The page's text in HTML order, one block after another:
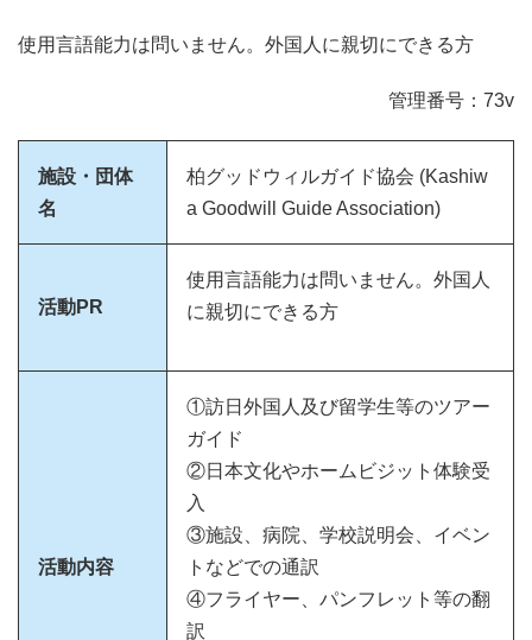
使用言語能力は問いません。外国人に親切にできる方
管理番号：73v
施設・団体
名
柏グッドウィルガイド協会 (Kashiw
a Goodwill Guide Association)
活動PR
使用言語能力は問いません。外国人
に親切にできる方
活動内容
①訪日外国人及び留学生等のツアー
ガイド
②日本文化やホームビジット体験受
入
③施設、病院、学校説明会、イベン
トなどでの通訳
④フライヤー、パンフレット等の翻
訳